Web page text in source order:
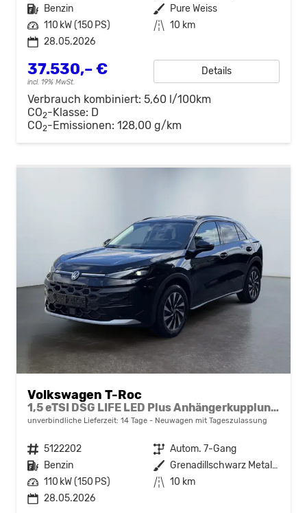
Kraftstoff Benzin Außenfarbe Pure Weiss
Leistung 110 kW (150 PS) Kilometerstand 10 km
28.05.2026
37.530,– €
incl. 19% MwSt.
Details
Verbrauch kombiniert: 5,60 l/100km
CO2-Klasse: D
CO2-Emissionen: 128,00 g/km
Volkswagen T-Roc
1,5 eTSI DSG LIFE LED Plus Anhängerkupplung Navigation Digital Pro Sitzheizung beheiztes Lenkrad 17 Zoll Alu 5J Garantie
unverbindliche Lieferzeit: 14 Tage Neuwagen mit Tageszulassung
Fahrzeugnr. 5122202 Getriebe Autom. 7-Gang
Kraftstoff Benzin Außenfarbe
Grenadillschwarz Metallic
Leistung 110 kW (150 PS) Kilometerstand 10 km
28.05.2026